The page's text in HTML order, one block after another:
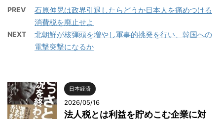
PREV
石原伸晃は政界引退したらどうか日本人を痛めつける
消費税を廃止せよ
NEXT
北朝鮮が核弾頭を増やし軍事的挑発を行い、韓国への
電撃突撃になるか
日本経済
2026/05/16
法人税とは利益を貯めこむ企業に対